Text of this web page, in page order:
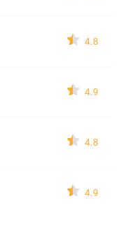
4.8
4.9
4.8
4.9